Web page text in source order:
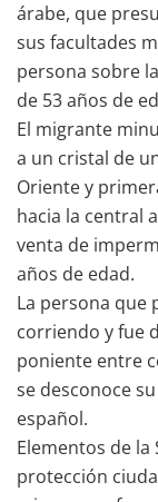
árabe, que
sus facultades
persona sobre
de 53 años de
El migrante
a un cristal de
Oriente y
hacia la central
venta de
años de edad.
La persona que
corriendo y fue
poniente entre
se desconoce
español.
Elementos de la
protección